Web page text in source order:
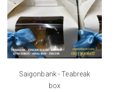
Saigonbank - Teabreak
box